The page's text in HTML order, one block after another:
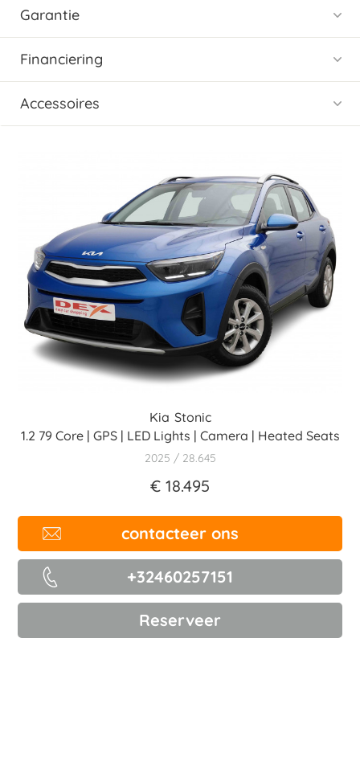
Garantie
Financiering
Accessoires
Kia Stonic
1.2 79 Core | GPS | LED Lights | Camera | Heated Seats
2025 28.645
€ 18.495
contacteer ons
+32460257151
Reserveer